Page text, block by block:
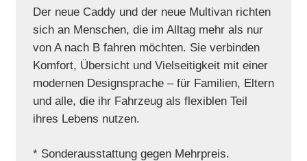
Der neue Caddy und der neue Multivan richten
sich an Menschen, die im Alltag mehr als nur
von A nach B fahren möchten. Sie verbinden
Komfort, Übersicht und Vielseitigkeit mit einer
modernen Designsprache – für Familien, Eltern
und alle, die ihr Fahrzeug als flexiblen Teil
ihres Lebens nutzen.
* Sonderausstattung gegen Mehrpreis.